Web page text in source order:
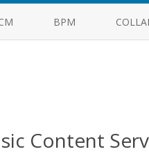
BPM
Content